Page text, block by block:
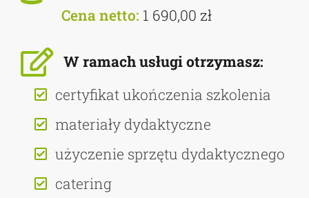
Cena netto: 1 690,00 zł
W ramach usługi otrzymasz:
certyfikat ukończenia szkolenia
materiały dydaktyczne
użyczenie sprzętu dydaktycznego
catering